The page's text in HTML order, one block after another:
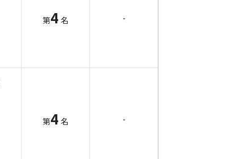
第4 名 -
第4 名 -